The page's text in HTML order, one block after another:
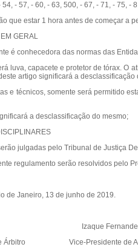
- 57, - 60, - 63, 500, - 67, - 71, - 75, -
que estar 1 hora antes de começar a
GERAL
é conhecedora das normas das
luva, capacete e protetor de tórax.
artigo significará a desclassificação
e técnicos, somente será permitido
a desclassificação do mesmo;
julgadas pelo Tribunal de Justiça
regulamento serão resolvidos pelo
junho de 2019.
Fernandes da
Vice-Presidente de